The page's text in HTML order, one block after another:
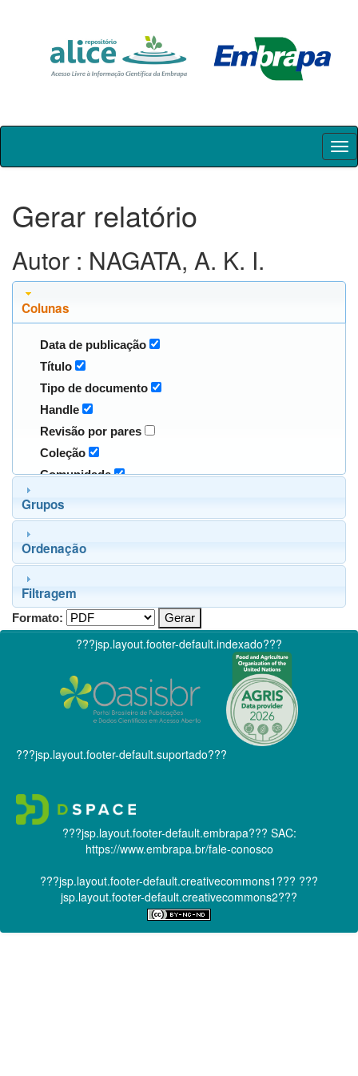
Skip
Gerar relatório
Autor : NAGATA, A. K. I.
Colunas
Data de publicação
Título
Tipo de documento
Handle
Revisão por pares
Coleção
Comunidade
Grupos
Ordenação
Filtragem
Formato:
???jsp.layout.footer-default.indexado???
???jsp.layout.footer-default.suportado???
???jsp.layout.footer-default.embrapa??? SAC:
https://www.embrapa.br/fale-conosco
???jsp.layout.footer-default.creativecommons1??? ???
jsp.layout.footer-default.creativecommons2???